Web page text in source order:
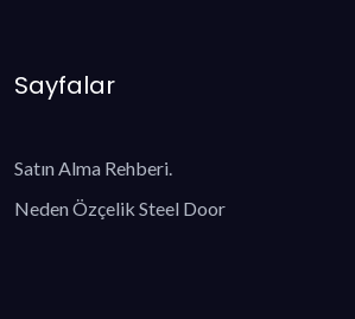
Sayfalar
Satın Alma Rehberi.
Neden Özçelik Steel Door